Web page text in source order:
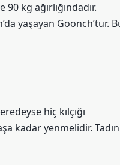
kg ağırlığındadır.
yaşayan Goonch’tur.
hiç kılçığı
kadar yenmelidir.